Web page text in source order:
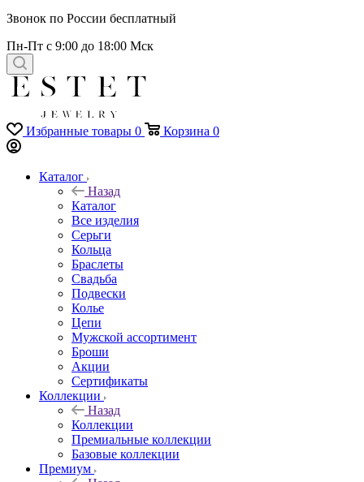
Звонок по России бесплатный
Пн-Пт с 9:00 до 18:00 Мск
Избранные товары 0 Корзина 0
Каталог
Назад
Каталог
Все изделия
Серьги
Кольца
Браслеты
Свадьба
Подвески
Колье
Цепи
Мужской ассортимент
Броши
Акции
Сертификаты
Коллекции
Назад
Коллекции
Премиальные коллекции
Базовые коллекции
Премиум